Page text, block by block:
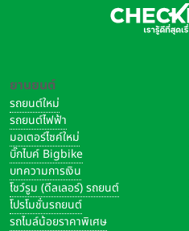
ยานยนต์
รถยนต์ใหม่
รถยนต์ไฟฟ้า
มอเตอร์ไซค์ใหม่
บิ๊กไบค์ Bigbike
บทความการเงิน
โชว์รูม (ดีลเลอร์) รถยนต์
โปรโมชั่นรถยนต์
รถไมล์น้อยราคาพิเศษ